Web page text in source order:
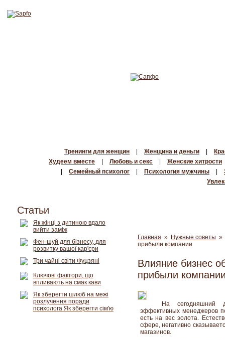
Тренинги для женщин Женщина и деньги
Худеем вместе
Любовь и секс
Женские хитрости
Семейный психолог Психология мужчины
Главная » Нужные советы »
прибыли компании
Влияние бизнес
прибыли
На сегодняшний
эффективных менеджеров
есть на вес золота.
сфере, негативно
магазинов.
Статьи
Як жінці з дитиною вдало
вийти заміж
Фен-шуй для бізнесу, для
розвитку вашої кар'єри
Три чайні світи Фуцзяні
Ключові фактори, що
впливають на смак кави
Як зберегти шлюб на межі
розлучення поради
психолога Як зберегти сім'ю